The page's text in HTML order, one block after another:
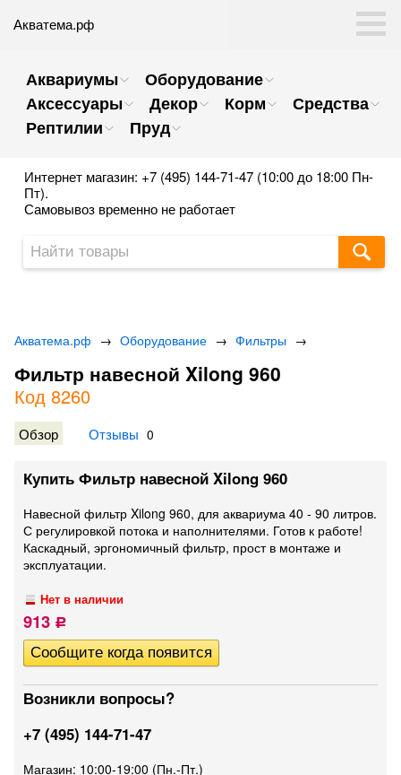
Акватема.рф
Аквариумы
Оборудование
Аксессуары
Декор Корм
Средства
Рептилии
Пруд
Интернет магазин: +7 (495) 144-71-47 (10:00 до 18:00 Пн-
Пт).
Самовывоз временно не работает
Акватема.рф → Оборудование → Фильтры →
Фильтр навесной Xilong 960
Код 8260
Обзор Отзывы 0
Купить Фильтр навесной Xilong 960
Навесной фильтр Xilong 960, для аквариума 40 - 90 литров.
С регулировкой потока и наполнителями. Готов к работе!
Каскадный, эргономичный фильтр, прост в монтаже и
эксплуатации.
Нет в наличии
913 Р
Возникли вопросы?
+7 (495) 144-71-47
Магазин: 10:00-19:00 (Пн.-Пт.)